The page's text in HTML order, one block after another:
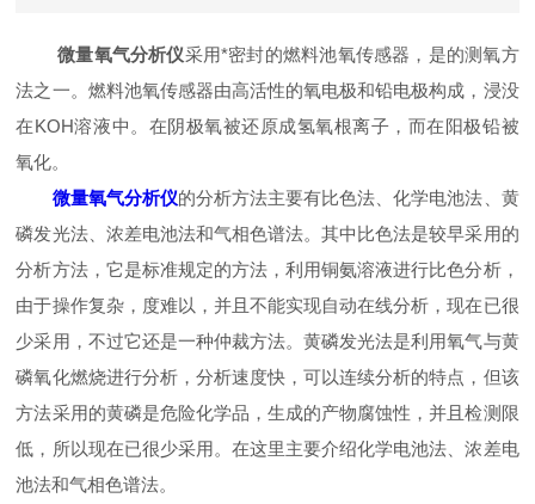
微量氧气分析仪采用*密封的燃料池氧传感器，是的测氧方
法之一。燃料池氧传感器由高活性的氧电极和铅电极构成，浸没
在KOH溶液中。在阴极氧被还原成氢氧根离子，而在阳极铅被
氧化。
微量氧气分析仪的分析方法主要有比色法、化学电池法、黄
磷发光法、浓差电池法和气相色谱法。其中比色法是较早采用的
分析方法，它是标准规定的方法，利用铜氨溶液进行比色分析，
由于操作复杂，度难以，并且不能实现自动在线分析，现在已很
少采用，不过它还是一种仲裁方法。黄磷发光法是利用氧气与黄
磷氧化燃烧进行分析，分析速度快，可以连续分析的特点，但该
方法采用的黄磷是危险化学品，生成的产物腐蚀性，并且检测限
低，所以现在已很少采用。在这里主要介绍化学电池法、浓差电
池法和气相色谱法。